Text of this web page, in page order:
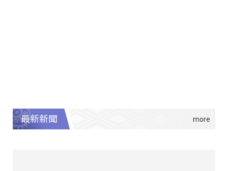
最新新聞